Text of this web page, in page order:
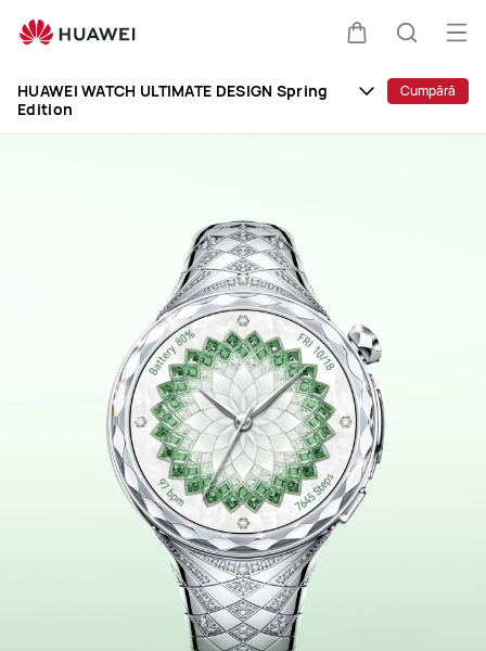
WATCH
DESIGN
Spring
HUAWEI WATCH ULTIMATE DESIGN Spring
Edition
Cumpără